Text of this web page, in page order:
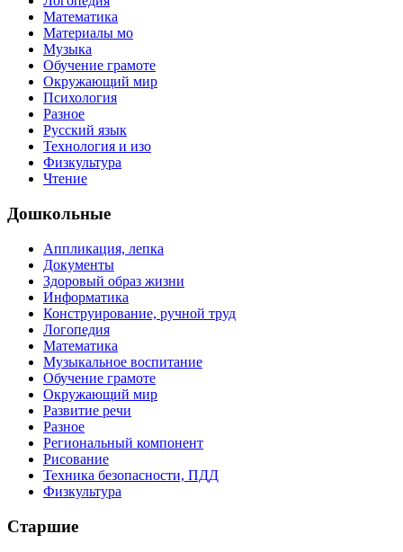
Математика
Материалы мо
Музыка
Обучение грамоте
Окружающий мир
Психология
Разное
Русский язык
Технология и изо
Физкультура
Чтение
Дошкольные
Аппликация, лепка
Документы
Здоровый образ жизни
Информатика
Конструирование, ручной труд
Логопедия
Математика
Музыкальное воспитание
Обучение грамоте
Окружающий мир
Развитие речи
Разное
Региональный компонент
Рисование
Техника безопасности, ПДД
Физкультура
Старшие